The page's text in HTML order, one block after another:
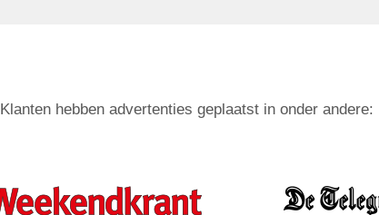
Klanten hebben advertenties geplaatst in onder andere: